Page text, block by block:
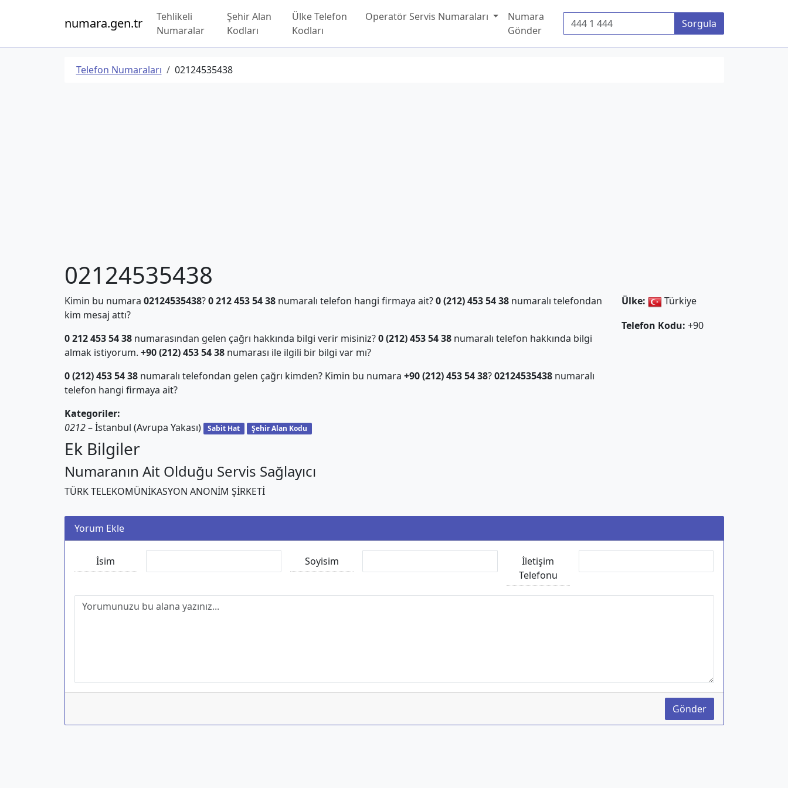
numara.gen.tr
Tehlikeli
Numaralar
Şehir Alan
Kodları
Ülke Telefon
Kodları
Operatör Servis Numaraları
Numara
Gönder
Telefon Numarası Sorgula
Telefon Numaraları 02124535438
02124535438
Kimin bu numara 02124535438?0 212 453 54 38numaralı telefon hangi firmaya ait?0 (212) 453 54 38numaralı telefondan
kim mesaj attı?
0 212 453 54 38numarasından gelen çağrı hakkında bilgi verir misiniz?0 (212) 453 54 38numaralı telefon hakkında bilgi
almak istiyorum. +90 (212) 453 54 38numarası ile ilgili bir bilgi var mı?
0 (212) 453 54 38numaralı telefondan gelen çağrı kimden? Kimin bu numara +90 (212) 453 54 38?02124535438numaralı
telefon hangi firmaya ait?
Kategoriler:
0212– İstanbul (Avrupa Yakası) Sabit Hat Şehir Alan Kodu
Ülke:
Türkiye
Telefon Kodu: +90
Ek Bilgiler
Numaranın Ait Olduğu Servis Sağlayıcı
TÜRK TELEKOMÜNİKASYON ANONİM ŞİRKETİ
Yorum Ekle
İsim Soyisim
İletişim
Telefonu
Gönder